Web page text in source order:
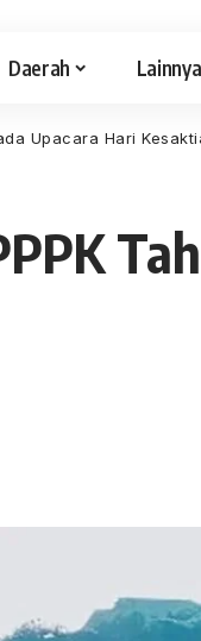
Daerah Lainnya
Upacara Hari